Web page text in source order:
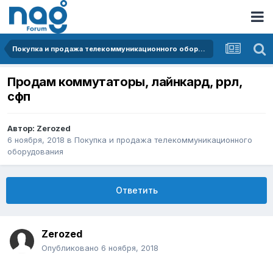
Покупка и продажа телекоммуникационного оборудования
Продам коммутаторы, лайнкард, ррл,
сфп
Автор: Zerozed
6 ноября, 2018 в Покупка и продажа телекоммуникационного
оборудования
Ответить
Zerozed
Опубликовано 6 ноября, 2018